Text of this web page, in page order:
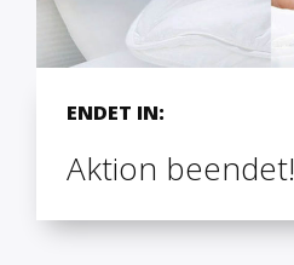
ENDET IN:
Aktion beendet!